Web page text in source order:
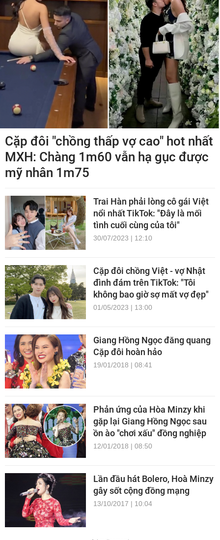
Cặp đôi "chồng thấp vợ cao" hot nhất
MXH: Chàng 1m60 vẫn hạ gục được
mỹ nhân 1m75
Trai Hàn phải lòng cô gái Việt
nổi nhất TikTok: "Đây là mối
tình cuối cùng của tôi"
30/07/2023 | 12:10
Cặp đôi chồng Việt - vợ Nhật
đình đám trên TikTok: "Tôi
không bao giờ sợ mất vợ đẹp"
01/05/2023 | 13:00
Giang Hồng Ngọc đăng quang
Cặp đôi hoàn hảo
19/01/2018 | 08:41
Phản ứng của Hòa Minzy khi
gặp lại Giang Hồng Ngọc sau
ồn ào "chơi xấu" đồng nghiệp
12/01/2018 | 08:50
Lần đầu hát Bolero, Hoà Minzy
gây sốt cộng đồng mạng
13/10/2017 | 10:04